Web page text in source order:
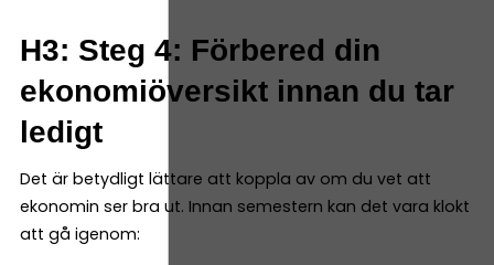
H3: Steg 4: Förbered din
ekonomiöversikt innan du tar
ledigt
Det är betydligt lättare att koppla av om du vet att
ekonomin ser bra ut. Innan semestern kan det vara klokt
att gå igenom: